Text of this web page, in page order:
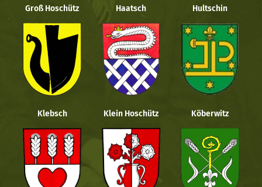
Groß Hoschütz Haatsch Hultschin
Klebsch Klein Hoschütz Köberwitz